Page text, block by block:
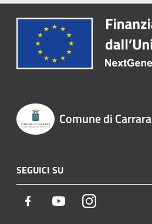
Comune di Carrara
SEGUICI SU
Facebook YoutubeInstagram